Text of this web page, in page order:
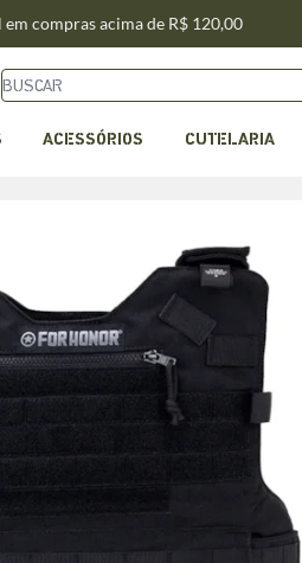
compras acima de R$ 120,00
ACESSÓRIOS CUTELARIA